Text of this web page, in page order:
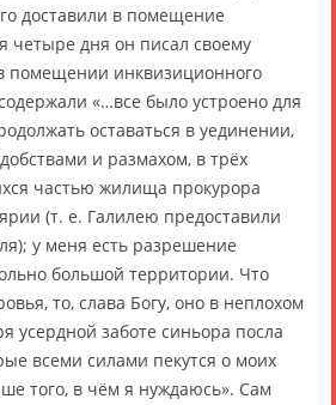
доставили в помещение
четыре дня он писал своему
помещении инквизиционного
«…все было устроено для
оставаться в уединении,
и размахом, в трёх
частью жилища прокурора
(т. е. Галилею предоставили
у меня есть разрешение
большой территории. Что
то, слава Богу, оно в неплохом
усердной заботе синьора посла
всеми силами пекутся о моих
того, в чём я нуждаюсь». Сам